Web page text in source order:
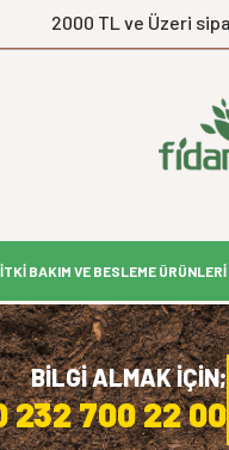
2000 TL ve Üzeri
BAKIM VE BESLEME ÜRÜNLERİ
BİLGİ ALMAK İÇİN;
232 700 22 00